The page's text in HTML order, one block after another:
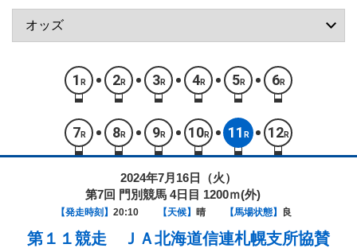
1 R 2R 3R 4R 5R 6R
7 R 8R 9R 10R 11 R 12R
2024年7月16日（火）
第7回 門別競馬 4日目 1200ｍ(外)
【発走時刻】 20:10 【天候】 晴 【馬場状態】 良
第１１競走
ＪＡ北海道信連札幌支所協賛